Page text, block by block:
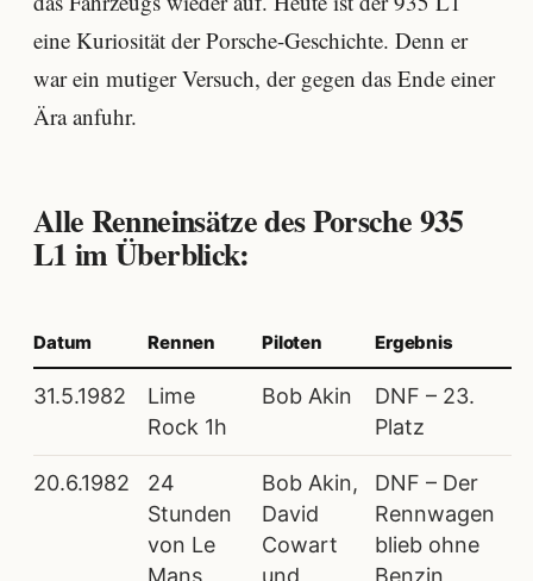
eine Kuriosität der Porsche-Geschichte. Denn er
war ein mutiger Versuch, der gegen das Ende einer
Ära anfuhr.
Alle Renneinsätze des Porsche 935
L1 im Überblick:
Datum Rennen Piloten Ergebnis
31.5.1982
Lime
Rock 1h
Bob Akin
DNF – 23.
Platz
20.6.1982
24
Stunden
von Le
Mans
Bob Akin,
David
Cowart
und
DNF – Der
Rennwagen
blieb ohne
Benzin